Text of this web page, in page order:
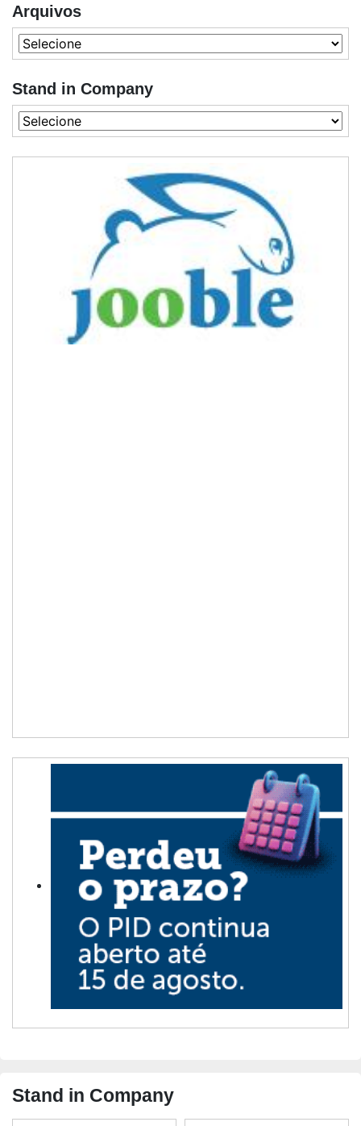
Arquivos
Stand in Company
Stand in Company